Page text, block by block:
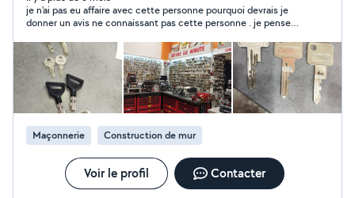
VOITURE À DOMICILE ET PERTE TOTAL - COPIE DE
TOUTE CLÉS BREVETÉ OU SIMPLE - COPIE DE BADGE
ET BIP - PLAQUE D'IMMATRICULATION ET POSE
je n'ai pas eu affaire avec cette personne pourquoi devrais je
donner un avis ne connaissant pas cette personne . je pense
contact choisi une autre personne Jeanne
Maçonnerie Construction de mur
Voir le profil Contacter